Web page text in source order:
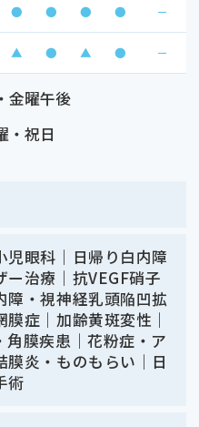
金曜午後
・祝日
● ● ● ● －
▲ ● ▲ ● －
児眼科｜日帰り白内障
ー治療｜抗VEGF硝子
障・視神経乳頭陥凹拡
膜症｜加齢黄斑変性｜
角膜疾患｜花粉症・ア
膜炎・ものもらい｜日
術